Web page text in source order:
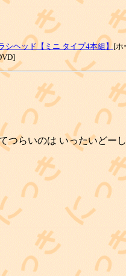
シヘッド【ミニ タイプ4本組】 [ホ
つらいのは いったいどー